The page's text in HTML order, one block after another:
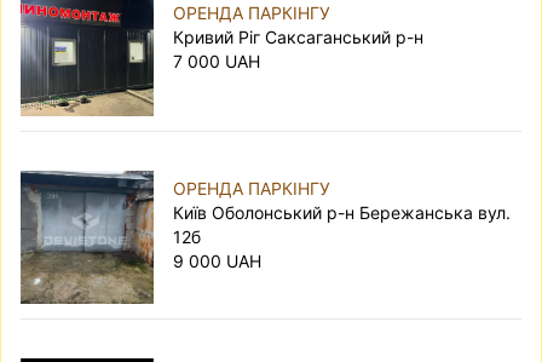
ОРЕНДА ПАРКІНГУ
Кривий Ріг Саксаганський р-н
7 000 UAH
ОРЕНДА ПАРКІНГУ
Київ Оболонський р-н Бережанська вул.
12б
9 000 UAH